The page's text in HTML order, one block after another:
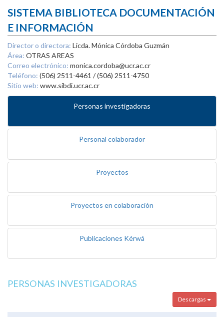
SISTEMA BIBLIOTECA DOCUMENTACIÓN
E INFORMACIÓN
Director o directora: Licda. Mónica Córdoba Guzmán
Área: OTRAS AREAS
Correo electrónico: monica.cordoba@ucr.ac.cr
Teléfono: (506) 2511-4461 / (506) 2511-4750
Sitio web: www.sibdi.ucr.ac.cr
Personas investigadoras
Personal colaborador
Proyectos
Proyectos en colaboración
Publicaciones Kérwá
PERSONAS INVESTIGADORAS
Descargas